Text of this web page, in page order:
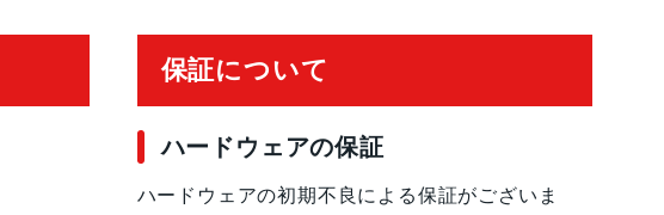
保証について
ハードウェアの保証
ハードウェアの初期不良による保証がございま